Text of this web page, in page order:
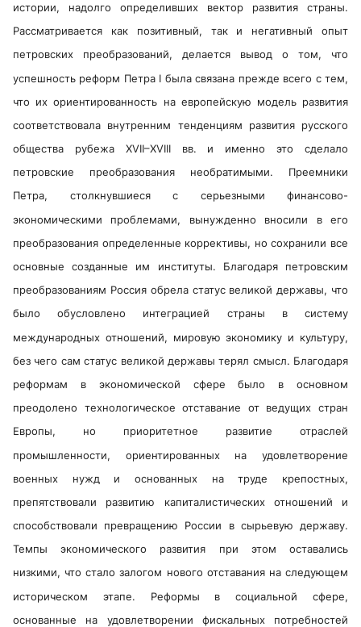
истории, надолго определивших вектор развития страны.
Рассматривается как позитивный, так и негативный опыт
петровских преобразований, делается вывод о том, что
успешность реформ Петра I была связана прежде всего с тем,
что их ориентированность на европейскую модель развития
соответствовала внутренним тенденциям развития русского
общества рубежа XVII–XVIII вв. и именно это сделало
петровские преобразования необратимыми. Преемники
Петра, столкнувшиеся с серьезными финансово-
экономическими проблемами, вынужденно вносили в его
преобразования определенные коррективы, но сохранили все
основные созданные им институты. Благодаря петровским
преобразованиям Россия обрела статус великой державы, что
было обусловлено интеграцией страны в систему
международных отношений, мировую экономику и культуру,
без чего сам статус великой державы терял смысл. Благодаря
реформам в экономической сфере было в основном
преодолено технологическое отставание от ведущих стран
Европы, но приоритетное развитие отраслей
промышленности, ориентированных на удовлетворение
военных нужд и основанных на труде крепостных,
препятствовали развитию капиталистических отношений и
способствовали превращению России в сырьевую державу.
Темпы экономического развития при этом оставались
низкими, что стало залогом нового отставания на следующем
историческом этапе. Реформы в социальной сфере,
основанные на удовлетворении фискальных потребностей